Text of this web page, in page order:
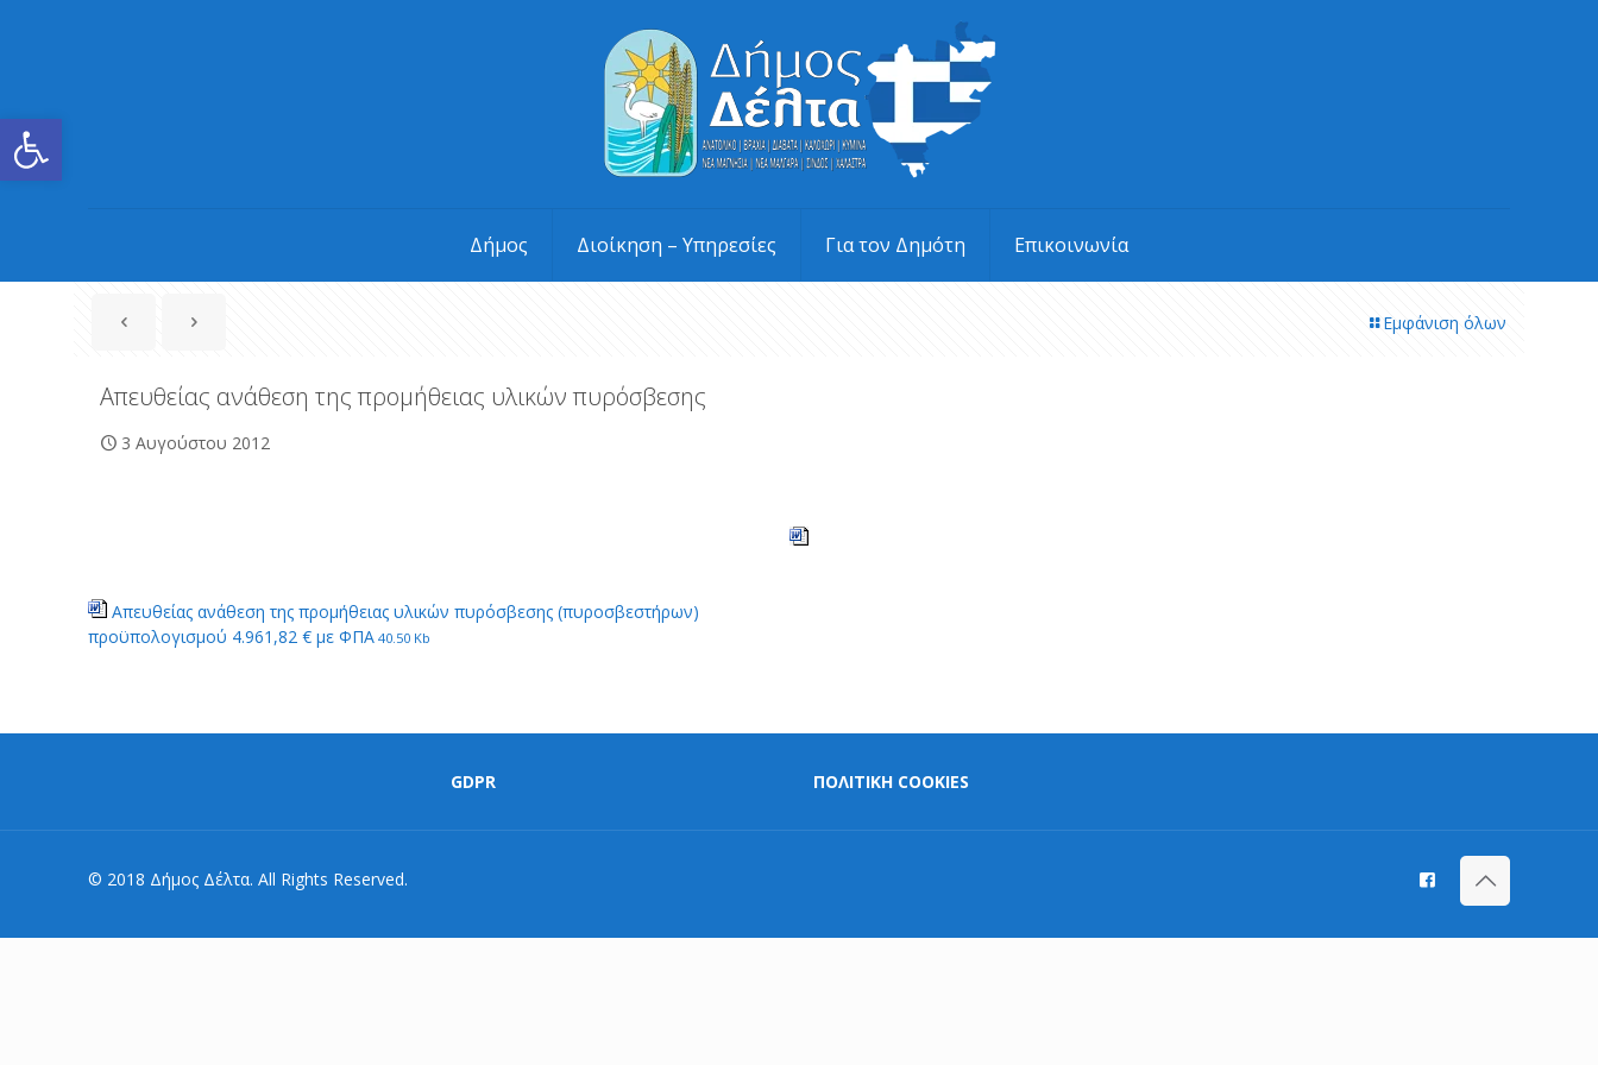
Ανοίξτε τη γραμμή εργαλείων
Δήμος Διοίκηση – Υπηρεσίες Για τον Δημότη Επικοινωνία
Εμφάνιση όλων
Απευθείας ανάθεση της προμήθειας υλικών πυρόσβεσης
3 Αυγούστου 2012
Απευθείας ανάθεση της προμήθειας υλικών πυρόσβεσης (πυροσβεστήρων)
προϋπολογισμού 4.961,82 € με ΦΠΑ 40.50 Kb
GDPR ΠΟΛΙΤΙΚΗ COOKIES
© 2018 Δήμος Δέλτα. All Rights Reserved.